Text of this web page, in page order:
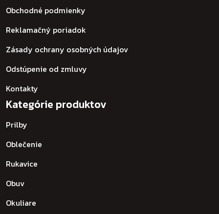
Obchodné podmienky
Reklamačný poriadok
Zásady ochrany osobných údajov
Odstúpenie od zmluvy
Kontakty
Kategórie produktov
Prilby
Oblečenie
Rukavice
Obuv
Okuliare